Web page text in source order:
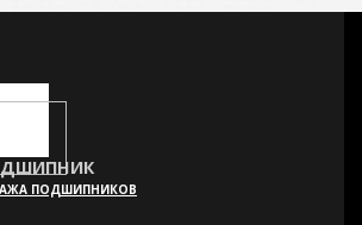
ПОДШИПНИКОВ